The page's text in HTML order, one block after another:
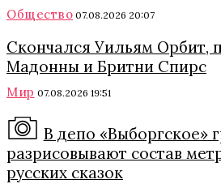
Общество 07.08.2026 20:07
Скончался Уильям Орбит,
Мадонны и Бритни Спирс
Мир 07.08.2026 19:51
В депо «Выборгское»
разрисовывают состав
русских сказок